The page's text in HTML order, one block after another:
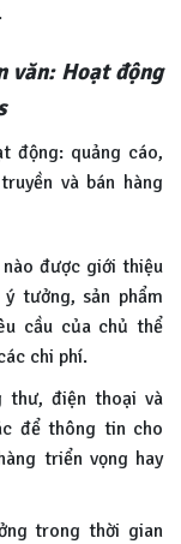
văn: Hoạt động
động: quảng cáo,
và bán hàng
được giới thiệu
tưởng, sản phẩm
cầu của chủ thể
chi phí.
điện thoại và
để thông tin cho
triển vọng hay
trong thời gian